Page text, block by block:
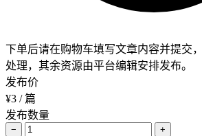
下单后请在购物车填写文章内容并提交
处理，其余资源由平台编辑安排发布。
发布价
¥3 / 篇
发布数量
−
+